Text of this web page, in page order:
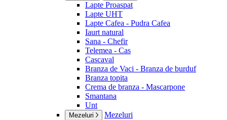
Lapte Proaspat
Lapte UHT
Lapte Cafea - Pudra Cafea
Iaurt natural
Sana - Chefir
Telemea - Cas
Cascaval
Branza de Vaci - Branza de burduf
Branza topita
Crema de branza - Mascarpone
Smantana
Unt
Mezeluri Mezeluri